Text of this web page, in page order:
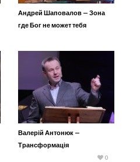
Андрей Шаповалов — Зона
где Бог не может тебя
Валерій Антонюк —
Трансформація
християнського інтелекту 0